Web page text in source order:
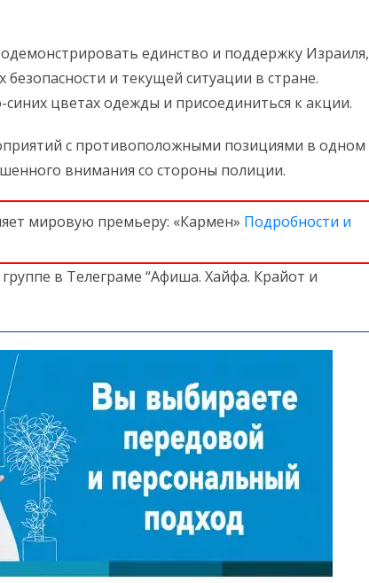
единство и поддержку Израиля,
и текущей ситуации в стране.
цветах одежды и присоединиться к акции.
с противоположными позициями в одном
внимания со стороны полиции.
мировую премьеру: «Кармен» Подробности и
в Телеграме “Афиша. Хайфа. Крайот и